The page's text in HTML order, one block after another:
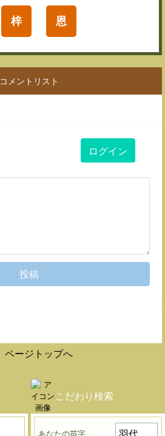
梓 恩
コメントリスト
ログイン
投稿
ページトップへ
こだわり検索
あなたの苗字